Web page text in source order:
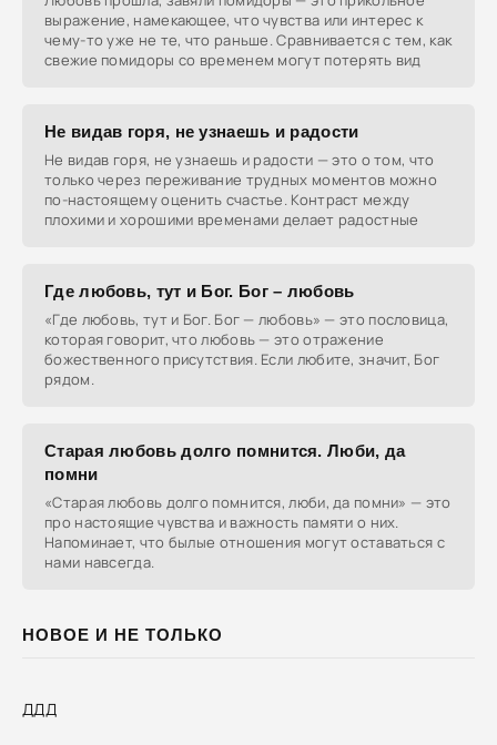
НОВОЕ И НЕ ТОЛЬКО
ДДД
выражение, намекающее, что чувства или интерес к
чему-то уже не те, что раньше. Сравнивается с тем, как
свежие помидоры со временем могут потерять вид
Не видав горя, не узнаешь и радости
Не видав горя, не узнаешь и радости — это о том, что
только через переживание трудных моментов можно
по-настоящему оценить счастье. Контраст между
плохими и хорошими временами делает радостные
Где любовь, тут и Бог. Бог – любовь
«Где любовь, тут и Бог. Бог — любовь» — это пословица,
которая говорит, что любовь — это отражение
божественного присутствия. Если любите, значит, Бог
рядом.
Старая любовь долго помнится. Люби, да
помни
«Старая любовь долго помнится, люби, да помни» — это
про настоящие чувства и важность памяти о них.
Напоминает, что былые отношения могут оставаться с
нами навсегда.